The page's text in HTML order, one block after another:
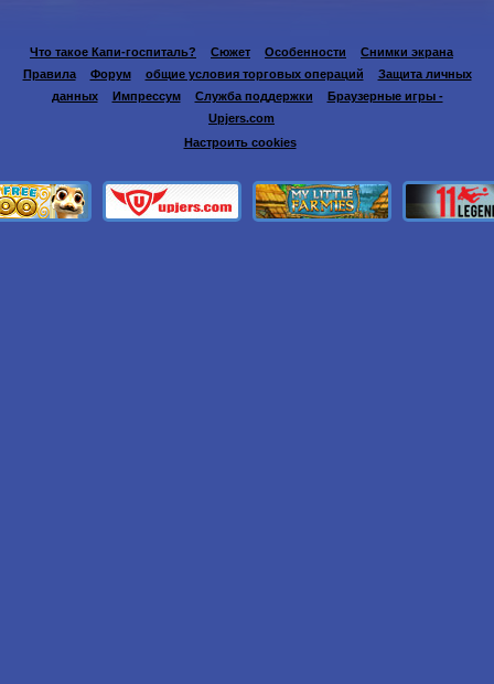
Что такое Капи-госпиталь? Сюжет Особенности
Снимки экрана
Правила
Форум общие условия торговых операций
Защита личных
данных
Импрессум Служба поддержки
Браузерные игры -
Upjers.com
Настроить cookies